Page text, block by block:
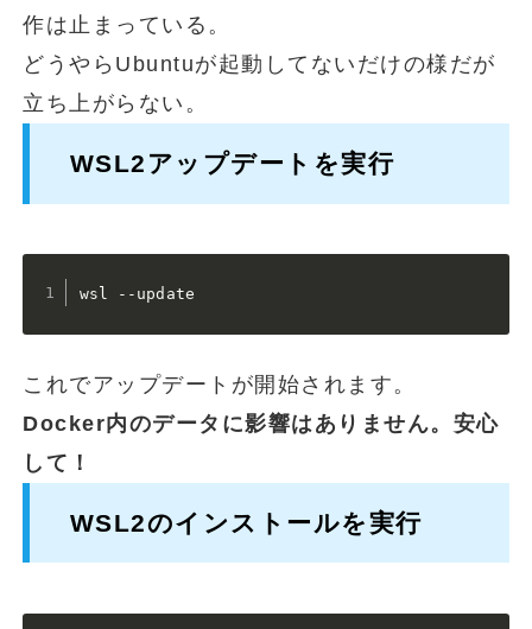
作は止まっている。
どうやらUbuntuが起動してないだけの様だが
立ち上がらない。
WSL2アップデートを実行
wsl --update
これでアップデートが開始されます。
Docker内のデータに影響はありません。安心
して！
WSL2のインストールを実行